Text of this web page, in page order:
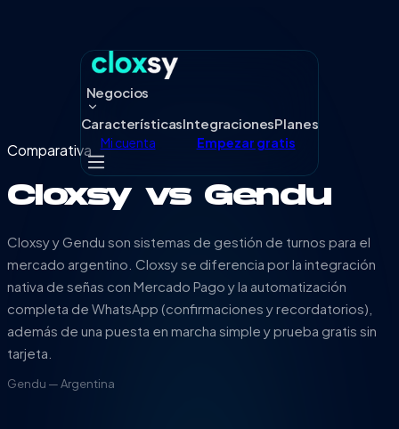
Negocios
CaracterísticasIntegracionesPlanes
Mi cuenta Empezar gratis
Comparativa
Cloxsy vs Gendu
Cloxsy y Gendu son sistemas de gestión de turnos para el
mercado argentino. Cloxsy se diferencia por la integración
nativa de señas con Mercado Pago y la automatización
completa de WhatsApp (confirmaciones y recordatorios),
además de una puesta en marcha simple y prueba gratis sin
tarjeta.
Gendu —Argentina